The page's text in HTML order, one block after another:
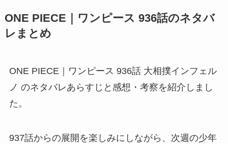
ONE PIECE｜ワンピース 936話のネタバ
レまとめ
ONE PIECE｜ワンピース 936話 大相撲インフェル
ノ のネタバレあらすじと感想・考察を紹介しまし
た。
937話からの展開を楽しみにしながら、次週の少年